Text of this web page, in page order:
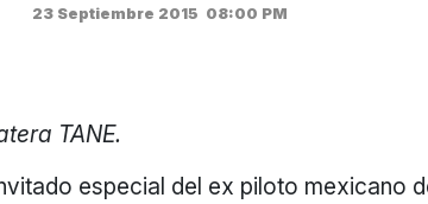
23 Septiembre 2015 08:00 PM
TANE.
especial del ex piloto mexicano